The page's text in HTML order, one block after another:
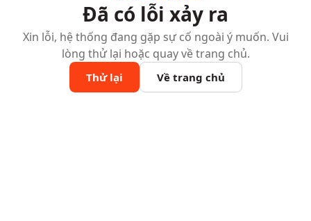
Đã có lỗi xảy ra
Xin lỗi, hệ thống đang gặp sự cố ngoài ý muốn. Vui
lòng thử lại hoặc quay về trang chủ.
Thử lại Về trang chủ